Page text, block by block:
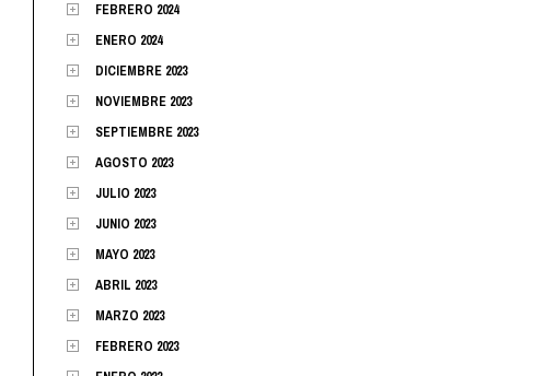
FEBRERO 2024
ENERO 2024
DICIEMBRE 2023
NOVIEMBRE 2023
SEPTIEMBRE 2023
AGOSTO 2023
JULIO 2023
JUNIO 2023
MAYO 2023
ABRIL 2023
MARZO 2023
FEBRERO 2023